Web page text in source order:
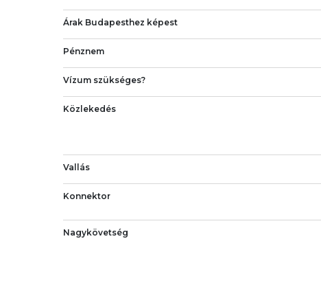
Árak Budapesthez képest
Pénznem
Vízum szükséges?
Közlekedés
Vallás
Konnektor
Nagykövetség